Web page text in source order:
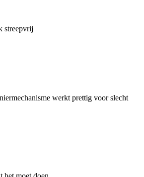
streepvrij
werkt prettig voor slecht